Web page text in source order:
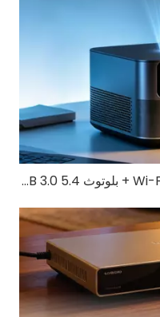
BL-M7921AU1: ماژول سه باند Wi-Fi 6 + بلوتوث 5.4 USB 3.0 | راه حل بی سیم پرسرعت برای IoT و دستگاه های صنعتی